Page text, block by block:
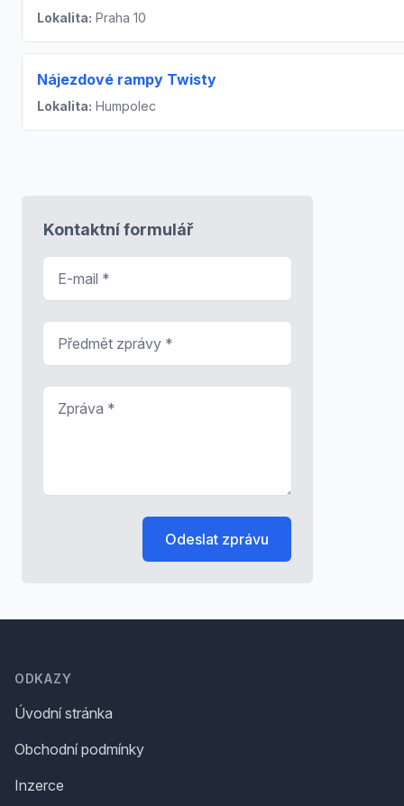
Lokalita: Praha 10
Nájezdové rampy Twisty
Lokalita: Humpolec
Kontaktní formulář
Odeslat zprávu
ODKAZY
Úvodní stránka
Obchodní podmínky
Inzerce